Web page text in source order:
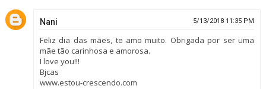
Nani 5/13/2018 11:35 PM
Feliz dia das mães, te amo muito. Obrigada por ser uma
mãe tão carinhosa e amorosa.
I love you!!!
Bjcas
www.estou-crescendo.com